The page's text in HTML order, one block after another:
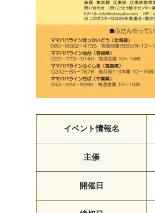
イベント情報名
主催
開催日